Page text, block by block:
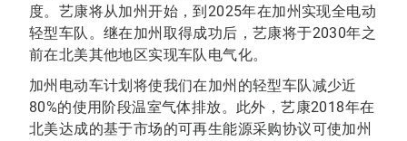
度。艺康将从加州开始，到2025年在加州实现全电动
轻型车队。继在加州取得成功后，艺康将于2030年之
前在北美其他地区实现车队电气化。
加州电动车计划将使我们在加州的轻型车队减少近
80%的使用阶段温室气体排放。此外，艺康2018年在
北美达成的基于市场的可再生能源采购协议可使加州